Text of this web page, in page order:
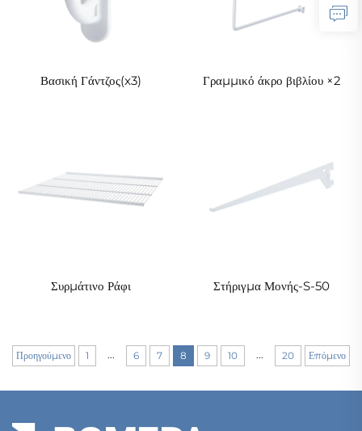
Βασική Γάντζος(x3) Γραμμικό άκρο βιβλίου ×2
Συρμάτινο Ράφι Στήριγμα Μονής-S-50
Προηγούμενο 1 ... 6 7 8 9 10 ... 20 Επόμενο